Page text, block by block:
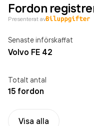
Fordon
Presenterat av
Senaste införskaffat
Volvo FE 42
Totalt antal
15 fordon
Visa alla